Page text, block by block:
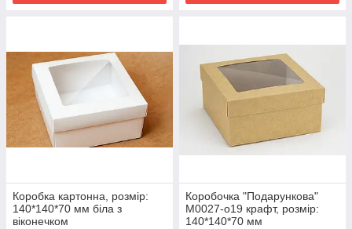
Коробка картонна, розмір:
140*140*70 мм біла з
віконечком
Коробочка "Подарункова"
М0027-о19 крафт, розмір:
140*140*70 мм